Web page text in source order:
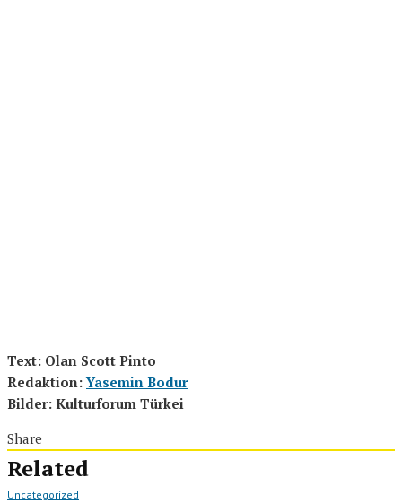
Text: Olan Scott Pinto
Redaktion:Yasemin Bodur
Bilder: Kulturforum Türkei
Share
Related
Uncategorized